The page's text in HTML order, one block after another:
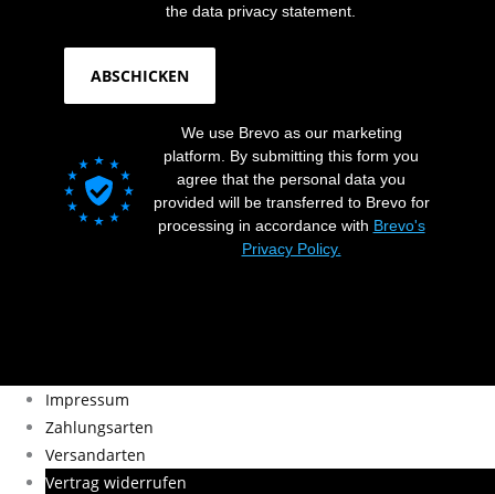
the data privacy statement.
ABSCHICKEN
We use Brevo as our marketing
platform. By submitting this form you
agree that the personal data you
provided will be transferred to Brevo for
processing in accordance with Brevo's
Privacy Policy.
Impressum
Zahlungsarten
Versandarten
Vertrag widerrufen